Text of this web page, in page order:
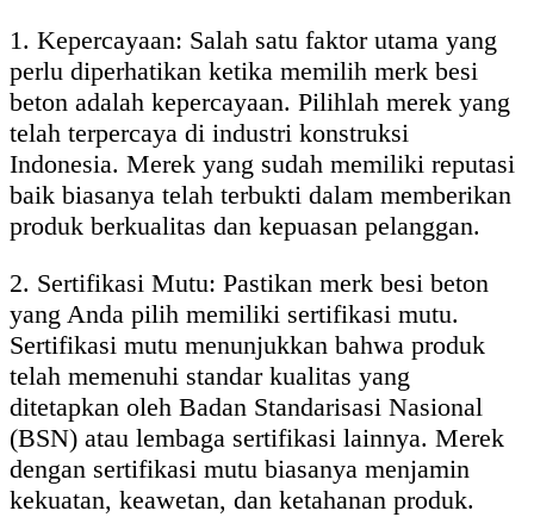
1. Kepercayaan: Salah satu faktor utama yang
perlu diperhatikan ketika memilih merk besi
beton adalah kepercayaan. Pilihlah merek yang
telah terpercaya di industri konstruksi
Indonesia. Merek yang sudah memiliki reputasi
baik biasanya telah terbukti dalam memberikan
produk berkualitas dan kepuasan pelanggan.
2. Sertifikasi Mutu: Pastikan merk besi beton
yang Anda pilih memiliki sertifikasi mutu.
Sertifikasi mutu menunjukkan bahwa produk
telah memenuhi standar kualitas yang
ditetapkan oleh Badan Standarisasi Nasional
(BSN) atau lembaga sertifikasi lainnya. Merek
dengan sertifikasi mutu biasanya menjamin
kekuatan, keawetan, dan ketahanan produk.